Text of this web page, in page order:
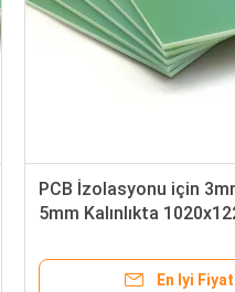
PCB İzolasyonu için
5mm Kalınlıkta
En Iyi Fiyat